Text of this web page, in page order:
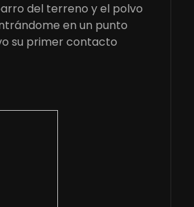
del terreno y el polvo
en un punto
su primer contacto